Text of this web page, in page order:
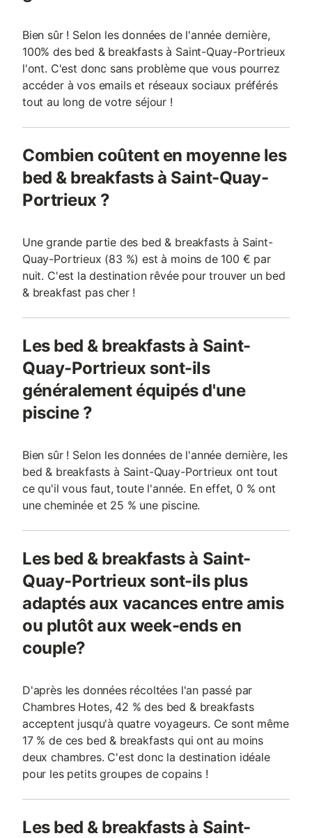
Bien sûr ! Selon les données de l'année dernière,
100% des bed & breakfasts à Saint-Quay-Portrieux
l'ont. C'est donc sans problème que vous pourrez
accéder à vos emails et réseaux sociaux préférés
tout au long de votre séjour !
Combien coûtent en moyenne les
bed & breakfasts à Saint-Quay-
Portrieux ?
Une grande partie des bed & breakfasts à Saint-
Quay-Portrieux (83 %) est à moins de 100 € par
nuit. C'est la destination rêvée pour trouver un bed
& breakfast pas cher !
Les bed & breakfasts à Saint-
Quay-Portrieux sont-ils
généralement équipés d'une
piscine ?
Bien sûr ! Selon les données de l'année dernière, les
bed & breakfasts à Saint-Quay-Portrieux ont tout
ce qu'il vous faut, toute l'année. En effet, 0 % ont
une cheminée et 25 % une piscine.
Les bed & breakfasts à Saint-
Quay-Portrieux sont-ils plus
adaptés aux vacances entre amis
ou plutôt aux week-ends en
couple?
D'après les données récoltées l'an passé par
Chambres Hotes, 42 % des bed & breakfasts
acceptent jusqu'à quatre voyageurs. Ce sont même
17 % de ces bed & breakfasts qui ont au moins
deux chambres. C'est donc la destination idéale
pour les petits groupes de copains !
Les bed & breakfasts à Saint-